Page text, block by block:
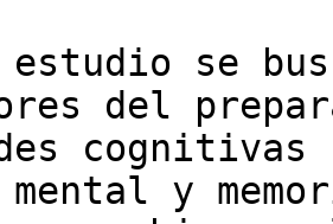
estudio se
del
y